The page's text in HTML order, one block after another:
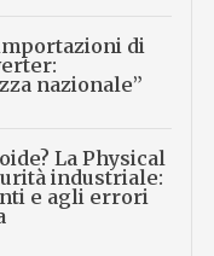
di
nazionale”
La Physical
industriale:
e agli errori